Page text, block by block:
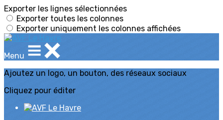
Exporter les lignes sélectionnées
Exporter toutes les colonnes
Exporter uniquement les colonnes affichées
Menu
Ajoutez un logo, un bouton, des réseaux sociaux
Cliquez pour éditer